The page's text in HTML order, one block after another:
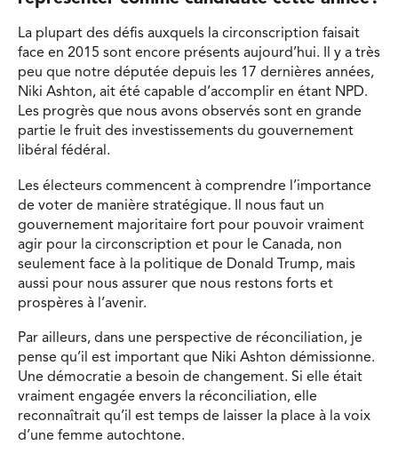
La plupart des défis auxquels la circonscription faisait
face en 2015 sont encore présents aujourd’hui. Il y a très
peu que notre députée depuis les 17 dernières années,
Niki Ashton, ait été capable d’accomplir en étant NPD.
Les progrès que nous avons observés sont en grande
partie le fruit des investissements du gouvernement
libéral fédéral.
Les électeurs commencent à comprendre l’importance
de voter de manière stratégique. Il nous faut un
gouvernement majoritaire fort pour pouvoir vraiment
agir pour la circonscription et pour le Canada, non
seulement face à la politique de Donald Trump, mais
aussi pour nous assurer que nous restons forts et
prospères à l’avenir.
Par ailleurs, dans une perspective de réconciliation, je
pense qu’il est important que Niki Ashton démissionne.
Une démocratie a besoin de changement. Si elle était
vraiment engagée envers la réconciliation, elle
reconnaîtrait qu’il est temps de laisser la place à la voix
d’une femme autochtone.